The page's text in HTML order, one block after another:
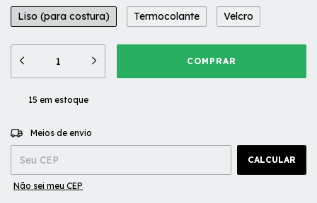
Liso (para costura) Termocolante Velcro
15 em estoque
Entregas para o CEP:
Meios de envio
CALCULAR
Não sei meu CEP